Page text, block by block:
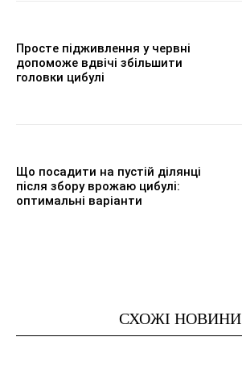
Просте підживлення у червні
допоможе вдвічі збільшити
головки цибулі
Що посадити на пустій ділянці
після збору врожаю цибулі:
оптимальні варіанти
СХОЖІ НОВИНИ